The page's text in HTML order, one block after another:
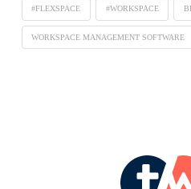
#FLEXSPACE #WORKSPACE
WORKSPACE MANAGEMENT SOFTWARE